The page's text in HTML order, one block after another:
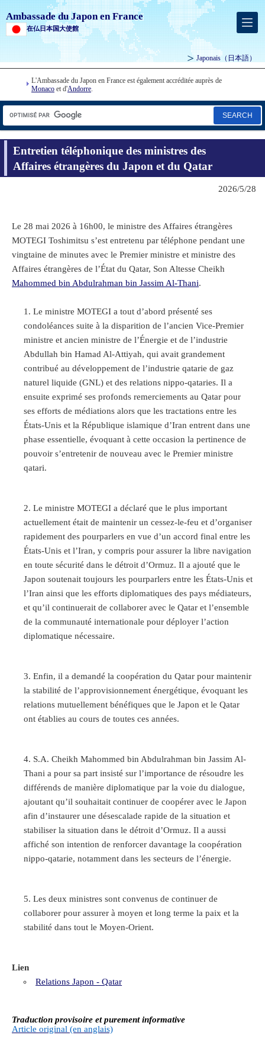
Ambassade du Japon en France
在仏日本国大使館
Japonais （日本語）
L'Ambassade du Japon en France est également accréditée auprès de
Monaco et d'Andorre.
SEARCH
Entretien téléphonique des ministres des
Affaires étrangères du Japon et du Qatar
2026/5/28
Le 28 mai 2026 à 16h00, le ministre des Affaires étrangères
MOTEGI Toshimitsu s’est entretenu par téléphone pendant une
vingtaine de minutes avec le Premier ministre et ministre des
Affaires étrangères de l’État du Qatar, Son Altesse Cheikh
Mahommed bin Abdulrahman bin Jassim Al-Thani.
Le ministre MOTEGI a tout d’abord présenté ses
condoléances suite à la disparition de l’ancien Vice-Premier
ministre et ancien ministre de l’Énergie et de l’industrie
Abdullah bin Hamad Al-Attiyah, qui avait grandement
contribué au développement de l’industrie qatarie de gaz
naturel liquide (GNL) et des relations nippo-qataries. Il a
ensuite exprimé ses profonds remerciements au Qatar pour
ses efforts de médiations alors que les tractations entre les
États-Unis et la République islamique d’Iran entrent dans une
phase essentielle, évoquant à cette occasion la pertinence de
pouvoir s’entretenir de nouveau avec le Premier ministre
qatari.
Le ministre MOTEGI a déclaré que le plus important
actuellement était de maintenir un cessez-le-feu et d’organiser
rapidement des pourparlers en vue d’un accord final entre les
États-Unis et l’Iran, y compris pour assurer la libre navigation
en toute sécurité dans le détroit d’Ormuz. Il a ajouté que le
Japon soutenait toujours les pourparlers entre les États-Unis et
l’Iran ainsi que les efforts diplomatiques des pays médiateurs,
et qu’il continuerait de collaborer avec le Qatar et l’ensemble
de la communauté internationale pour déployer l’action
diplomatique nécessaire.
Enfin, il a demandé la coopération du Qatar pour maintenir
la stabilité de l’approvisionnement énergétique, évoquant les
relations mutuellement bénéfiques que le Japon et le Qatar
ont établies au cours de toutes ces années.
S.A. Cheikh Mahommed bin Abdulrahman bin Jassim Al-
Thani a pour sa part insisté sur l’importance de résoudre les
différends de manière diplomatique par la voie du dialogue,
ajoutant qu’il souhaitait continuer de coopérer avec le Japon
afin d’instaurer une désescalade rapide de la situation et
stabiliser la situation dans le détroit d’Ormuz. Il a aussi
affiché son intention de renforcer davantage la coopération
nippo-qatarie, notamment dans les secteurs de l’énergie.
Les deux ministres sont convenus de continuer de
collaborer pour assurer à moyen et long terme la paix et la
stabilité dans tout le Moyen-Orient.
Lien
Relations Japon - Qatar
Traduction provisoire et purement informative
Article original (en anglais)